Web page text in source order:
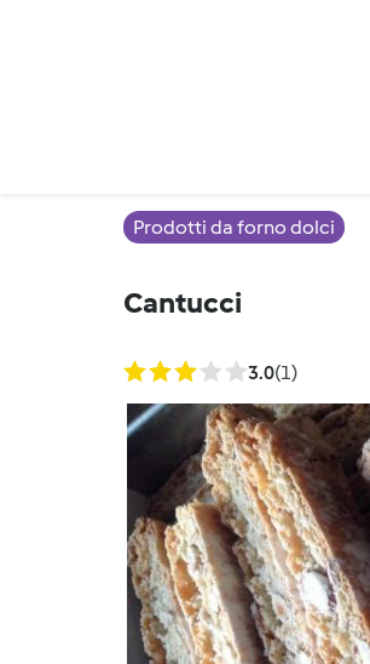
Prodotti da forno dolci
Cantucci
3.0(1)